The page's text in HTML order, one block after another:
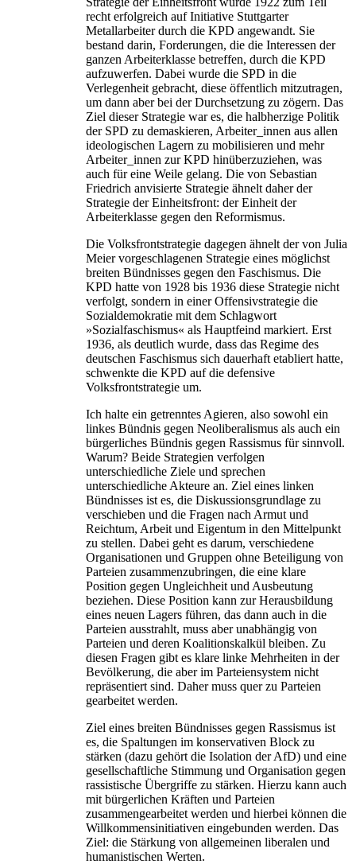
recht erfolgreich auf Initiative Stuttgarter
Metallarbeiter durch die KPD angewandt. Sie
bestand darin, Forderungen, die die Interessen der
ganzen Arbeiterklasse betreffen, durch die KPD
aufzuwerfen. Dabei wurde die SPD in die
Verlegenheit gebracht, diese öffentlich mitzutragen,
um dann aber bei der Durchsetzung zu zögern. Das
Ziel dieser Strategie war es, die halbherzige Politik
der SPD zu demaskieren, Arbeiter_innen aus allen
ideologischen Lagern zu mobilisieren und mehr
Arbeiter_innen zur KPD hinüberzuziehen, was
auch für eine Weile gelang. Die von Sebastian
Friedrich anvisierte Strategie ähnelt daher der
Strategie der Einheitsfront: der Einheit der
Arbeiterklasse gegen den Reformismus.
Die Volksfrontstrategie dagegen ähnelt der von Julia
Meier vorgeschlagenen Strategie eines möglichst
breiten Bündnisses gegen den Faschismus. Die
KPD hatte von 1928 bis 1936 diese Strategie nicht
verfolgt, sondern in einer Offensivstrategie die
Sozialdemokratie mit dem Schlagwort
»Sozialfaschismus« als Hauptfeind markiert. Erst
1936, als deutlich wurde, dass das Regime des
deutschen Faschismus sich dauerhaft etabliert hatte,
schwenkte die KPD auf die defensive
Volksfrontstrategie um.
Ich halte ein getrenntes Agieren, also sowohl ein
linkes Bündnis gegen Neoliberalismus als auch ein
bürgerliches Bündnis gegen Rassismus für sinnvoll.
Warum? Beide Strategien verfolgen
unterschiedliche Ziele und sprechen
unterschiedliche Akteure an. Ziel eines linken
Bündnisses ist es, die Diskussionsgrundlage zu
verschieben und die Fragen nach Armut und
Reichtum, Arbeit und Eigentum in den Mittelpunkt
zu stellen. Dabei geht es darum, verschiedene
Organisationen und Gruppen ohne Beteiligung von
Parteien zusammenzubringen, die eine klare
Position gegen Ungleichheit und Ausbeutung
beziehen. Diese Position kann zur Herausbildung
eines neuen Lagers führen, das dann auch in die
Parteien ausstrahlt, muss aber unabhängig von
Parteien und deren Koalitionskalkül bleiben. Zu
diesen Fragen gibt es klare linke Mehrheiten in der
Bevölkerung, die aber im Parteiensystem nicht
repräsentiert sind. Daher muss quer zu Parteien
gearbeitet werden.
Ziel eines breiten Bündnisses gegen Rassismus ist
es, die Spaltungen im konservativen Block zu
stärken (dazu gehört die Isolation der AfD) und eine
gesellschaftliche Stimmung und Organisation gegen
rassistische Übergriffe zu stärken. Hierzu kann auch
mit bürgerlichen Kräften und Parteien
zusammengearbeitet werden und hierbei können die
Willkommensinitiativen eingebunden werden. Das
Ziel: die Stärkung von allgemeinen liberalen und
humanistischen Werten.